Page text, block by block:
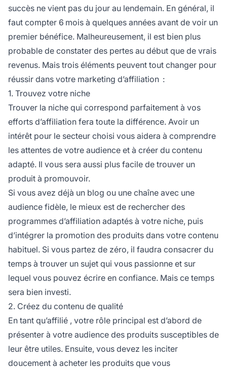
succès ne vient pas du jour au lendemain. En général, il
faut compter 6 mois à quelques années avant de voir un
premier bénéfice. Malheureusement, il est bien plus
probable de constater des pertes au début que de vrais
revenus. Mais trois éléments peuvent tout changer pour
réussir dans votre marketing d’affiliation :
1. Trouvez votre niche
Trouver la niche qui correspond parfaitement à vos
efforts d’affiliation fera toute la différence. Avoir un
intérêt pour le secteur choisi vous aidera à comprendre
les attentes de votre audience et à créer du contenu
adapté. Il vous sera aussi plus facile de trouver un
produit à promouvoir.
Si vous avez déjà un blog ou une chaîne avec une
audience fidèle, le mieux est de rechercher des
programmes d’affiliation adaptés à votre niche, puis
d’intégrer la promotion des produits dans votre contenu
habituel. Si vous partez de zéro, il faudra consacrer du
temps à trouver un sujet qui vous passionne et sur
lequel vous pouvez écrire en confiance. Mais ce temps
sera bien investi.
2. Créez du contenu de qualité
En tant qu’affilié , votre rôle principal est d’abord de
présenter à votre audience des produits susceptibles de
leur être utiles. Ensuite, vous devez les inciter
doucement à acheter les produits que vous